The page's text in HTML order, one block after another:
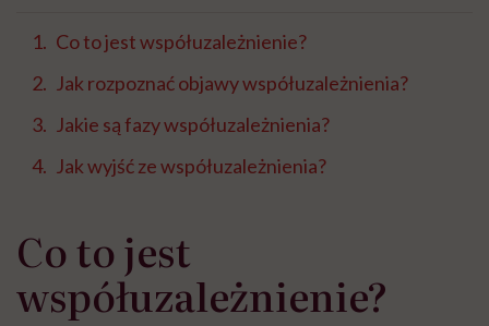
Co to jest współuzależnienie?
Jak rozpoznać objawy współuzależnienia?
Jakie są fazy współuzależnienia?
Jak wyjść ze współuzależnienia?
Co to jest
współuzależnienie?